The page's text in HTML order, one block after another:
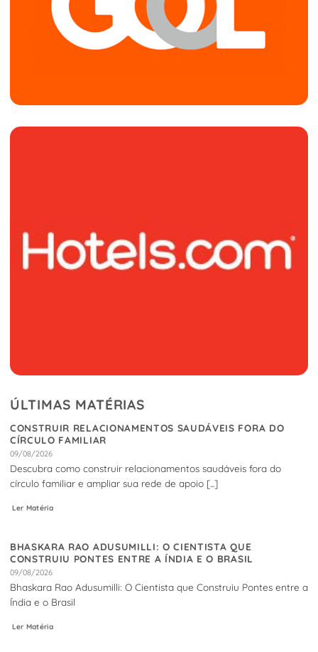
ÚLTIMAS MATÉRIAS
CONSTRUIR RELACIONAMENTOS SAUDÁVEIS FORA DO
CÍRCULO FAMILIAR
09/08/2026
Descubra como construir relacionamentos saudáveis fora do
círculo familiar e ampliar sua rede de apoio [...]
Ler Matéria
BHASKARA RAO ADUSUMILLI: O CIENTISTA QUE
CONSTRUIU PONTES ENTRE A ÍNDIA E O BRASIL
09/08/2026
Bhaskara Rao Adusumilli: O Cientista que Construiu Pontes entre a
Índia e o Brasil
Ler Matéria